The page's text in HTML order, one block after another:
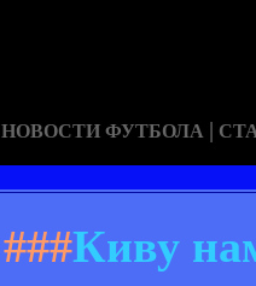
НОВОСТИ ФУТБОЛА |
###Киву